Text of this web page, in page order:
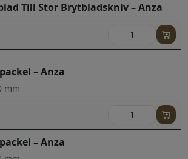
Till Stor Brytbladskniv – Anza
– Anza
mm
– Anza